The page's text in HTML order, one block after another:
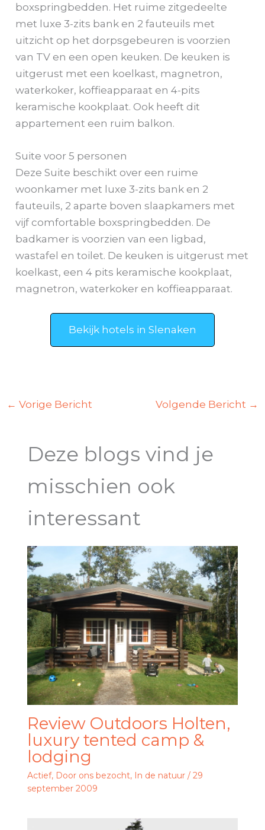
boxspringbedden. Het ruime zitgedeelte
met luxe 3-zits bank en 2 fauteuils met
uitzicht op het dorpsgebeuren is voorzien
van TV en een open keuken. De keuken is
uitgerust met een koelkast, magnetron,
waterkoker, koffieapparaat en 4-pits
keramische kookplaat. Ook heeft dit
appartement een ruim balkon.
Suite voor 5 personen
Deze Suite beschikt over een ruime
woonkamer met luxe 3-zits bank en 2
fauteuils, 2 aparte boven slaapkamers met
vijf comfortable boxspringbedden. De
badkamer is voorzien van een ligbad,
wastafel en toilet. De keuken is uitgerust met
koelkast, een 4 pits keramische kookplaat,
magnetron, waterkoker en koffieapparaat.
Bekijk hotels in Slenaken
← Vorige Bericht Volgende Bericht →
Deze blogs vind je
misschien ook
interessant
Review Outdoors Holten,
luxury tented camp &
lodging
Actief, Door ons bezocht, In de natuur/ 29
september 2009